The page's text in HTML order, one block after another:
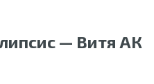
— Витя АК